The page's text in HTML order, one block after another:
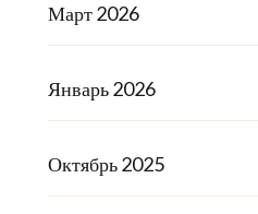
Март 2026
Январь 2026
Октябрь 2025